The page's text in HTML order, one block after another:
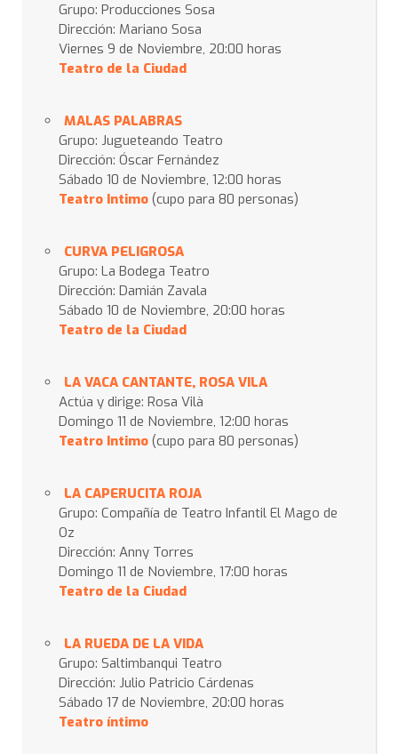
Grupo: Producciones Sosa
Dirección: Mariano Sosa
Viernes 9 de Noviembre, 20:00 horas
Teatro de la Ciudad
MALAS PALABRAS
Grupo: Jugueteando Teatro
Dirección: Óscar Fernández
Sábado 10 de Noviembre, 12:00 horas
Teatro Intimo (cupo para 80 personas)
CURVA PELIGROSA
Grupo: La Bodega Teatro
Dirección: Damián Zavala
Sábado 10 de Noviembre, 20:00 horas
Teatro de la Ciudad
LA VACA CANTANTE, ROSA VILA
Actúa y dirige: Rosa Vilà
Domingo 11 de Noviembre, 12:00 horas
Teatro Intimo(cupo para 80 personas)
LA CAPERUCITA ROJA
Grupo: Compañía de Teatro Infantil El Mago de
Oz
Dirección: Anny Torres
Domingo 11 de Noviembre, 17:00 horas
Teatro de la Ciudad
LA RUEDA DE LA VIDA
Grupo: Saltimbanqui Teatro
Dirección: Julio Patricio Cárdenas
Sábado 17 de Noviembre, 20:00 horas
Teatro íntimo